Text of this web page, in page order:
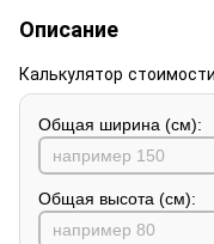
Описание
Калькулятор
Общая ширина (см):
Общая высота (см):